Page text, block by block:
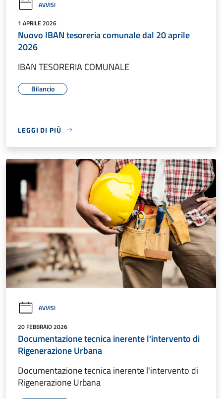
AVVISI
1 APRILE 2026
Nuovo IBAN tesoreria comunale dal 20 aprile
2026
IBAN TESORERIA COMUNALE
Bilancio
LEGGI DI PIÙ
AVVISI
20 FEBBRAIO 2026
Documentazione tecnica inerente l'intervento di
Rigenerazione Urbana
Documentazione tecnica inerente l'intervento di
Rigenerazione Urbana